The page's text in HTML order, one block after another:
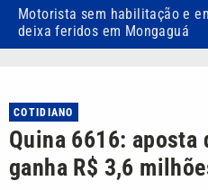
Motorista sem habilitação e
deixa feridos em Mongaguá
COTIDIANO
Quina 6616: aposta
ganha R$ 3,6